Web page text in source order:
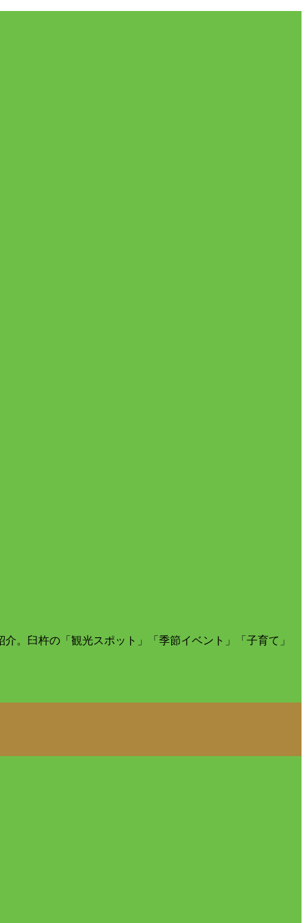
。臼杵の「観光スポット」「季節イベント」「子育て」